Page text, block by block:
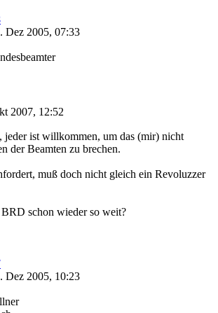
Dez 2005, 07:33
2007, 12:52
jeder ist willkommen, um das (mir) nicht
der Beamten zu brechen.
muß doch nicht gleich ein Revoluzzer
schon wieder so weit?
Dez 2005, 10:23